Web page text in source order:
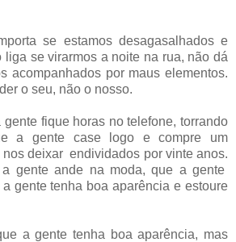
se estamos desagasalhados e
liga se virarmos a noite na rua, não dá
acompanhados por maus elementos.
o seu, não o nosso.
fique horas no telefone, torrando
a gente case logo e compre um
deixar endividados por vinte anos.
gente ande na moda, que a gente
gente tenha boa aparência e estoure
a gente tenha boa aparência, mas